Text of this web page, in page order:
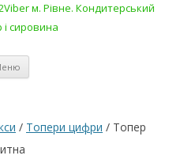
м. Рівне. Кондитерський
і сировина
/ Топери цифри / Топер